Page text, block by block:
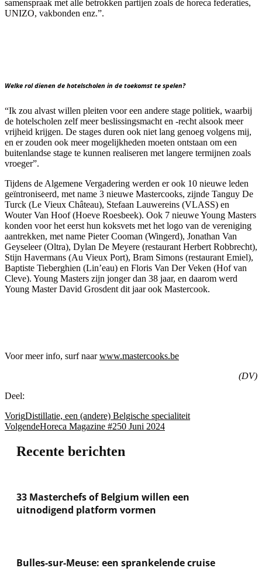
samenspraak met alle betrokken partijen zoals de horeca federaties,
UNIZO, vakbonden enz.”.
Welke rol dienen de hotelscholen in de toekomst te spelen?
“Ik zou alvast willen pleiten voor een andere stage politiek, waarbij
de hotelscholen zelf meer beslissingsmacht en -recht alsook meer
vrijheid krijgen. De stages duren ook niet lang genoeg volgens mij,
en er zouden ook meer mogelijkheden moeten ontstaan om een
buitenlandse stage te kunnen realiseren met langere termijnen zoals
vroeger”.
Tijdens de Algemene Vergadering werden er ook 10 nieuwe leden
geïntroniseerd, met name 3 nieuwe Mastercooks, zijnde Tanguy De
Turck (Le Vieux Château), Stefaan Lauwereins (VLASS) en
Wouter Van Hoof (Hoeve Roesbeek). Ook 7 nieuwe Young Masters
konden voor het eerst hun koksvets met het logo van de vereniging
aantrekken, met name Pieter Cooman (Wingerd), Jonathan Van
Geyseleer (Oltra), Dylan De Meyere (restaurant Herbert Robbrecht),
Stijn Havermans (Au Vieux Port), Bram Simons (restaurant Emiel),
Baptiste Tieberghien (Lin’eau) en Floris Van Der Veken (Hof van
Cleve). Young Masters zijn jonger dan 38 jaar, en daarom werd
Young Master David Grosdent dit jaar ook Mastercook.
Voor meer info, surf naarwww.mastercooks.be
(DV)
Deel:
VorigDistillatie, een (andere) Belgische specialiteit
VolgendeHoreca Magazine #250 Juni 2024
Recente berichten
33 Masterchefs of Belgium willen een
uitnodigend platform vormen
Bulles-sur-Meuse: een sprankelende cruise